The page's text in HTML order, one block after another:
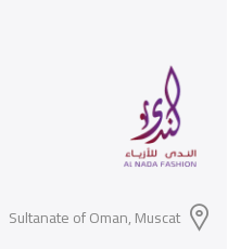
Sultanate of Oman, Muscat